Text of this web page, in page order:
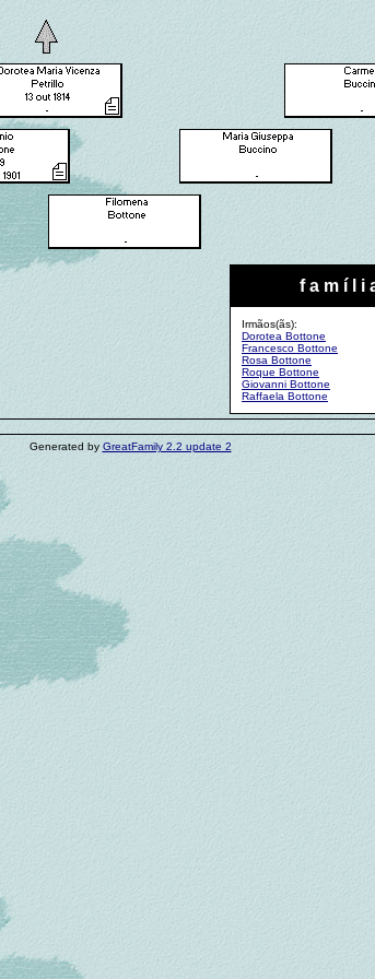
f a m í l i
Irmãos(ãs):
Dorotea Bottone
Francesco Bottone
Rosa Bottone
Roque Bottone
Giovanni Bottone
Raffaela Bottone
Generated by GreatFamily 2.2 update 2